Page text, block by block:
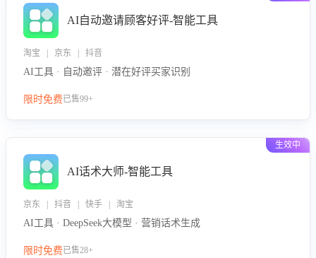
AI自动邀请顾客好评-智能工具
淘宝 | 京东 | 抖音
AI工具 · 自动邀评 · 潜在好评买家识别
限时免费已售99+
生效中
AI话术大师-智能工具
京东 | 抖音 | 快手 | 淘宝
AI工具 · DeepSeek大模型 · 营销话术生成
限时免费已售28+